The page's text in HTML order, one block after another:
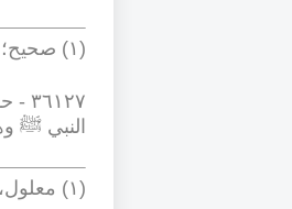
(١) صحيح؛ أخرجه البخاري (٣٨٥١)، والترمذي (٣٦٢١)، وأحمد ١/ ٢٣٦ (٢١١٠)
٣٦١٢٧ -
النبي ﷺ
(١) معلول، أخرجه مسلم (٢٣٥٣)، وأحمد (١٩٤٥)